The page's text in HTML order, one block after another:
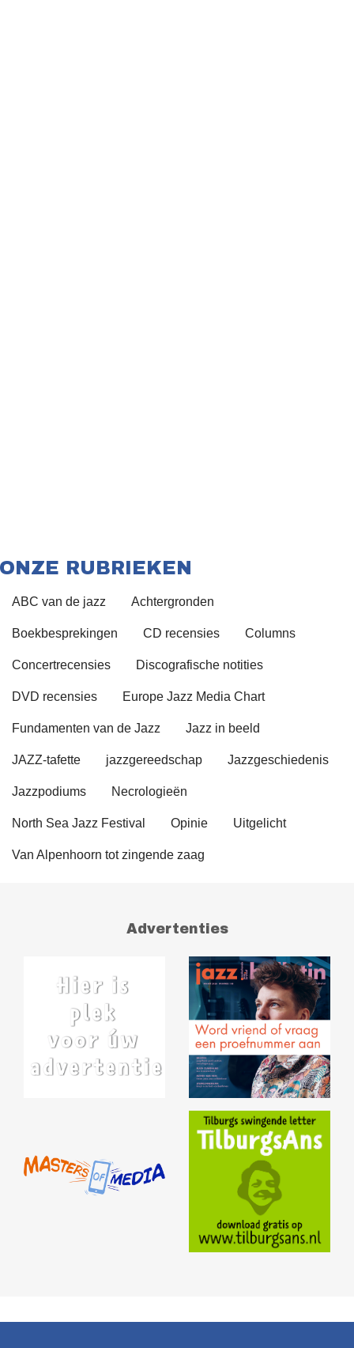
ONZE RUBRIEKEN
ABC van de jazz Achtergronden
Boekbesprekingen CD recensies Columns
Concertrecensies Discografische notities
DVD recensies Europe Jazz Media Chart
Fundamenten van de Jazz Jazz in beeld
JAZZ-tafette jazzgereedschap Jazzgeschiedenis
Jazzpodiums Necrologieën
North Sea Jazz Festival Opinie Uitgelicht
Van Alpenhoorn tot zingende zaag
Advertenties